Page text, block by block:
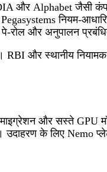
और Alphabet जैसी
नियम-
पे-रोल और अनुपालन
और स्थानीय नियामक
और सस्ते GPU
के लिए Nemo